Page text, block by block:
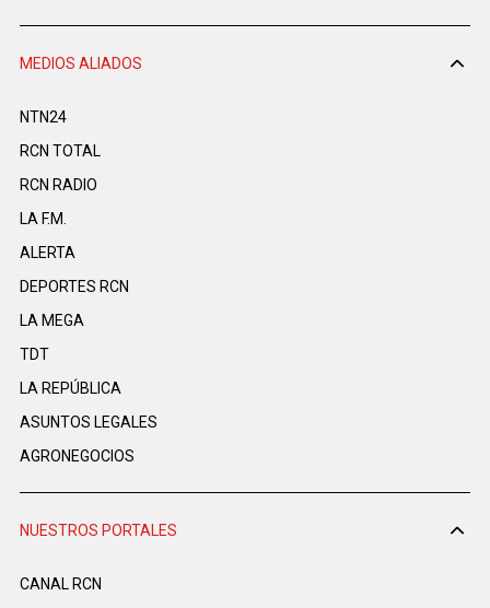
MEDIOS ALIADOS
NTN24
RCN TOTAL
RCN RADIO
LA F.M.
ALERTA
DEPORTES RCN
LA MEGA
TDT
LA REPÚBLICA
ASUNTOS LEGALES
AGRONEGOCIOS
NUESTROS PORTALES
CANAL RCN